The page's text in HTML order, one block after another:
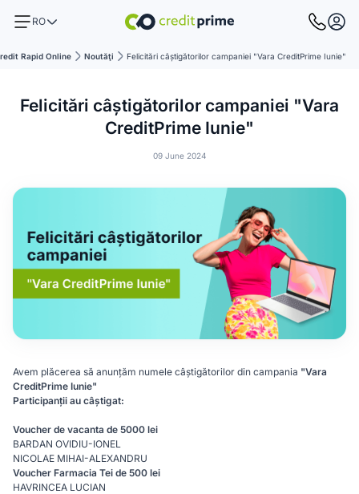
RO
Rapid Online Noutăţi Felicitări câștigătorilor campaniei "Vara CreditPrime Iunie"
Felicitări câștigătorilor campaniei "Vara
CreditPrime Iunie"
09 June 2024
Avem plăcerea să anunțăm numele câștigătorilor din campania "Vara
CreditPrime Iunie"
Participanții au câștigat:
Voucher de vacanta de 5000 lei
BARDAN OVIDIU-IONEL
NICOLAE MIHAI-ALEXANDRU
Voucher Farmacia Tei de 500 lei
HAVRINCEA LUCIAN